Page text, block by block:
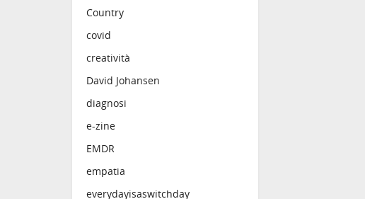
Country
covid
creatività
David Johansen
diagnosi
e-zine
EMDR
empatia
everydayisaswitchday